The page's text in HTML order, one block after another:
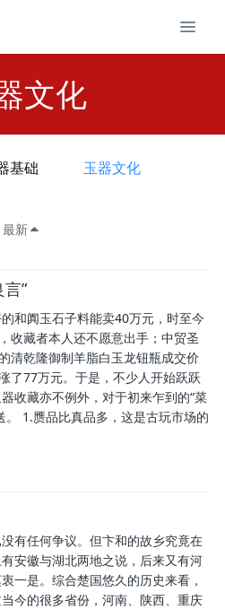
文化
基础 玉器文化
最新
”
和阗玉石子料能卖40万元，时至今
收藏者本人还不愿意出手；中贸圣
清乾隆御制羊脂白玉龙钮瓶成交价
了77万元。于是，不少人开始跃跃
收藏亦不例外，对于初来乍到的“菜
。 1.赝品比真品多，这是古玩市场的
有任何争议。但卞和的故乡究竟在
安徽与湖北两地之说，后来又有河
一是。综合楚国悠久的历史来看，
今的很多省份，河南、陕西、重庆